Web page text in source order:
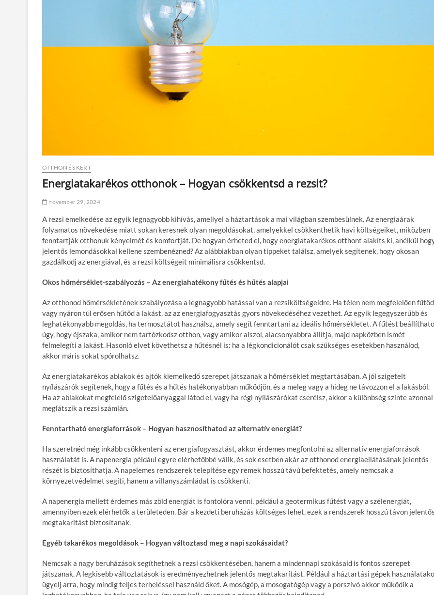
OTTHON ÉS KERT
Energiatakarékos otthonok – Hogyan csökkentsd a rezsit?
november 29, 2024
A rezsi emelkedése az egyik legnagyobb kihívás, amellyel a háztartások a mai világban szembesülnek. Az energiaárak
folyamatos növekedése miatt sokan keresnek olyan megoldásokat, amelyekkel csökkenthetik havi költségeiket, miközben
fenntartják otthonuk kényelmét és komfortját. De hogyan érheted el, hogy energiatakarékos otthont alakíts ki, anélkül
jelentős lemondásokkal kellene szembenézned? Az alábbiakban olyan tippeket találsz, amelyek segítenek, hogy okosan
gazdálkodj az energiával, és a rezsi költségeit minimálisra csökkentsd.
Okos hőmérséklet-szabályozás – Az energiahatékony fűtés és hűtés alapjai
Az otthonod hőmérsékletének szabályozása a legnagyobb hatással van a rezsiköltségeidre. Ha télen nem megfelelően
vagy nyáron túl erősen hűtöd a lakást, az az energiafogyasztás gyors növekedéséhez vezethet. Az egyik legegyszerűbb és
leghatékonyabb megoldás, ha termosztátot használsz, amely segít fenntartani az ideális hőmérsékletet. A fűtést
úgy, hogy éjszaka, amikor nem tartózkodsz otthon, vagy amikor alszol, alacsonyabbra állítja, majd napközben ismét
felmelegíti a lakást. Hasonló elvet követhetsz a hűtésnél is: ha a légkondicionálót csak szükséges esetekben használod,
akkor máris sokat spórolhatsz.
Az energiatakarékos ablakok és ajtók kiemelkedő szerepet játszanak a hőmérséklet megtartásában. A jól szigetelt
nyílászárók segítenek, hogy a fűtés és a hűtés hatékonyabban működjön, és a meleg vagy a hideg ne távozzon el a lakásból.
Ha az ablakokat megfelelő szigetelőanyaggal látod el, vagy ha régi nyílászárókat cserélsz, akkor a különbség szinte azonnal
meglátszik a rezsi számlán.
Fenntartható energiaforrások – Hogyan hasznosíthatod az alternatív energiát?
Ha szeretnéd még inkább csökkenteni az energiafogyasztást, akkor érdemes megfontolni az alternatív energiaforrások
használatát is. A napenergia például egyre elérhetőbbé válik, és sok esetben akár az otthonod energiaellátásának jelentős
részét is biztosíthatja. A napelemes rendszerek telepítése egy remek hosszú távú befektetés, amely nemcsak a
környezetvédelmet segíti, hanem a villanyszámládat is csökkenti.
A napenergia mellett érdemes más zöld energiát is fontolóra venni, például a geotermikus fűtést vagy a szélenergiát,
amennyiben ezek elérhetők a területeden. Bár a kezdeti beruházás költséges lehet, ezek a rendszerek hosszú távon jelentős
megtakarítást biztosítanak.
Egyéb takarékos megoldások – Hogyan változtasd meg a napi szokásaidat?
Nemcsak a nagy beruházások segíthetnek a rezsi csökkentésében, hanem a mindennapi szokásaid is fontos szerepet
játszanak. A legkisebb változtatások is eredményezhetnek jelentős megtakarítást. Például a háztartási gépek
ügyelj arra, hogy mindig teljes terheléssel használd őket. A mosógép, a mosogatógép vagy a porszívó akkor működik a